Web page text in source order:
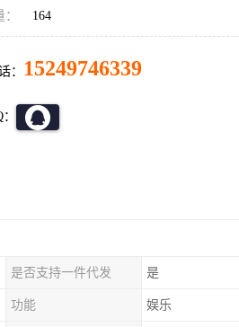
164
： 15249746339
是否支持一件代发 是
功能 娱乐